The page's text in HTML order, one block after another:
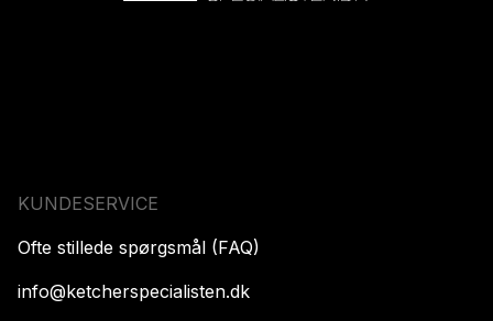
KUNDESERVICE
Ofte stillede spørgsmål (FAQ)
info@ketcherspecialisten.dk